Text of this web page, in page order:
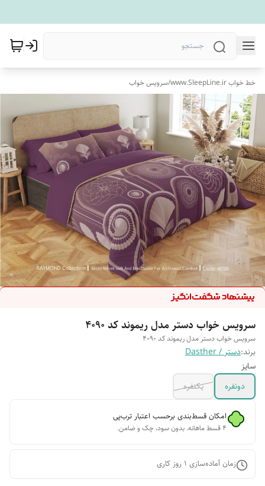
خط خواب www.SleepLine.ir /سرویس خواب
سرویس خواب دستر مدل ریموند کد 4090
سرویس خواب دستر مدل ریموند کد 4090
برند:دستر / Dasther
سایز
دونفره
یکنفره
امکان قسط‌بندی برحسب اعتبار ترب‌پی
۴ قسط ماهانه. بدون سود، چک و ضامن.
زمان آماده‌سازی 1 روز کاری